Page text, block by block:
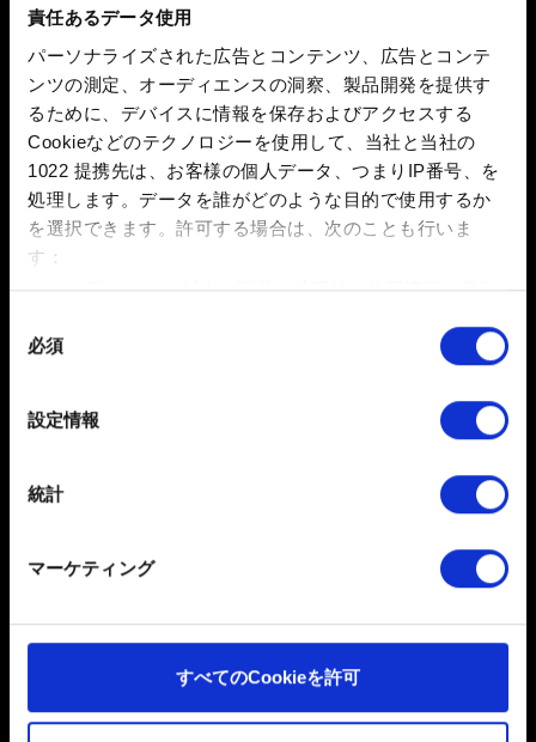
責任あるデータ使用
パーソナライズされた広告とコンテンツ、広告とコンテ
ンツの測定、オーディエンスの洞察、製品開発を提供す
るために、デバイスに情報を保存およびアクセスする
Cookieなどのテクノロジーを使用して、当社と当社の
1022 提携先は、お客様の個人データ、つまりIP番号、を
処理します。データを誰がどのような目的で使用するか
を選択できます。 許可する場合は、次のことも行いま
す：
数メートル以内の誤差の地理的な位置情報を収集
特定の特性（フィンガープリント）を積極的にス
詳細セクション
で個人データの処理方法と設定を行って
ください。「Cookie宣言」からいつでも同意を変更また
だくために必要なものです。その他のCookieは、ウェブ
サイトの品質向上のために、オプションとして技術的お
た、ソーシャルメディア上などでお客様が興味を持ちそ
うなコンテンツをお届けするために、一部のCookieをパ
これらのオプションが有効になることはありません。
必須
設定情報
統計
マーケティング
すべてのCookieを許可
い。
3. 『奪われし玉座』のマルチプレイのオプションから、
アイテムを受け取りたいGOG.comアカウントにログイン
してください。
Steam版『グウェント』をダウンロードする前に『奪わ
れし玉座』をクリアしている場合は、『奪われし玉座』
のマルチプレイからGOG.comにログインし、最も進行が
進んでいるセーブデータをロードしてください。